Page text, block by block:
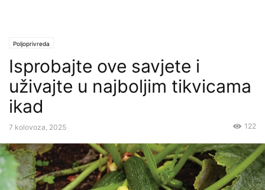
Poljoprivreda
Isprobajte ove savjete i
uživajte u najboljim tikvicama
ikad
7 kolovoza, 2025 122